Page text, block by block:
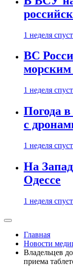
1 неделя
ВС
1 неделя
Погода в
с
1 неделя
На
Одессе
1 неделя
Главная
Новости
Владельцев
приема